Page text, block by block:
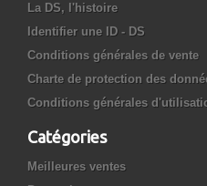
La DS, l'histoire
Identifier une ID - DS
Conditions générales de vente
Charte de protection des
Conditions générales
Catégories
Meilleures ventes